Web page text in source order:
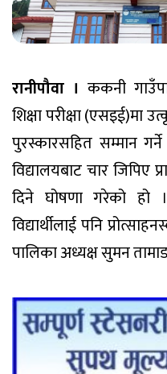
रानीपौवा । ककनी
शिक्षा परीक्षा (एसइई)मा
पुरस्कारसहित सम्मान
विद्यालयबाट चार जिपिए
दिने घोषणा गरेको हो
विद्यार्थीलाई पनि
पालिका अध्यक्ष सुमन